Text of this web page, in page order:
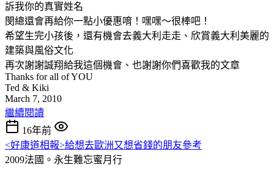
訴我你的真實姓名
閔總還會再給你一點小優惠唷！嘿嘿～很棒吧！
希望生完小孩後，還有機會去義大利走走、欣賞義大利美麗的
建築與風俗文化
再次謝謝誠翔給我這個機會、也謝謝你們喜歡我的文章
Thanks for all of YOU
Ted & Kiki
March 7, 2010
繼續閱讀
16年前
<好康道相報>給想去歐洲又想省錢的朋友參考
2009法國。永生難忘蜜月行